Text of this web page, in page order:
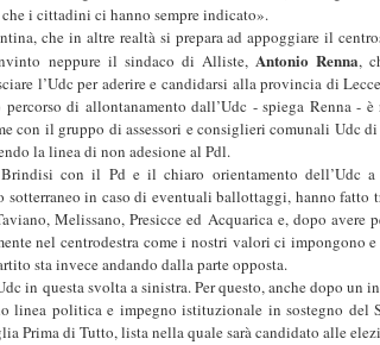
i cittadini ci hanno sempre indicato».
che in altre realtà si prepara ad appoggiare il
neppure il sindaco di Alliste,Antonio Renna,
l’Udc per aderire e candidarsi alla provincia di
di allontanamento dall’Udc - spiega Renna -
con il gruppo di assessori e consiglieri comunali Udc
la linea di non adesione al Pdl.
con il Pd e il chiaro orientamento dell’Udc a
sotterraneo in caso di eventuali ballottaggi, hanno fatto
Melissano, Presicce ed Acquarica e, dopo avere
nel centrodestra come i nostri valori ci impongono
sta invece andando dalla parte opposta.
in questa svolta a sinistra. Per questo, anche dopo
linea politica e impegno istituzionale in sostegno del
Prima di Tutto, lista nella quale sarà candidato alle